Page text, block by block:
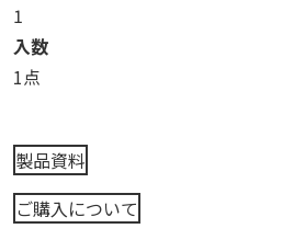
1
入数
1点
製品資料
ご購入について